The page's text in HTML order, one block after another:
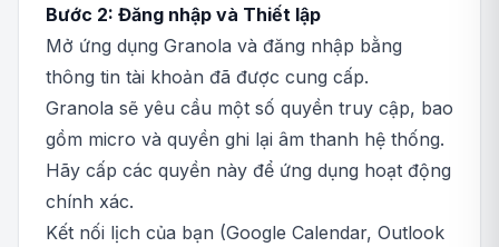
Bước 2: Đăng nhập và Thiết lập
Mở ứng dụng Granola và đăng nhập bằng
thông tin tài khoản đã được cung cấp.
Granola sẽ yêu cầu một số quyền truy cập, bao
gồm micro và quyền ghi lại âm thanh hệ thống.
Hãy cấp các quyền này để ứng dụng hoạt động
chính xác.
Kết nối lịch của bạn (Google Calendar, Outlook